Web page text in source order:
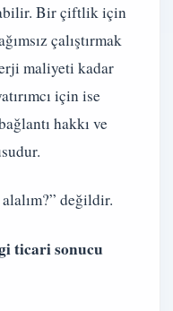
Bir çiftlik için
çalıştırmak
maliyeti kadar
için ise
hakkı ve
değildir.
ticari sonucu